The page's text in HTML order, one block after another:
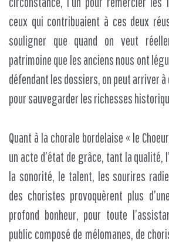
ceux qui contribuaient à ces deux
souligner que quand on veut
patrimoine que les anciens nous ont
défendant les dossiers, on peut arriver
pour sauvegarder les richesses
Quant à la chorale bordelaise « le
un acte d’état de grâce, tant la qualité,
la sonorité, le talent, les sourires
des choristes provoquèrent plus
profond bonheur, pour toute
public composé de mélomanes, de